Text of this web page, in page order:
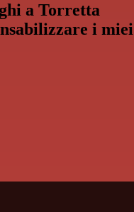
a Torretta
i miei